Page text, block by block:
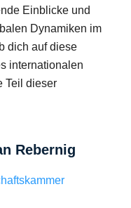
Einblicke und
Dynamiken im
dich auf diese
internationalen
Teil dieser
Rebernig